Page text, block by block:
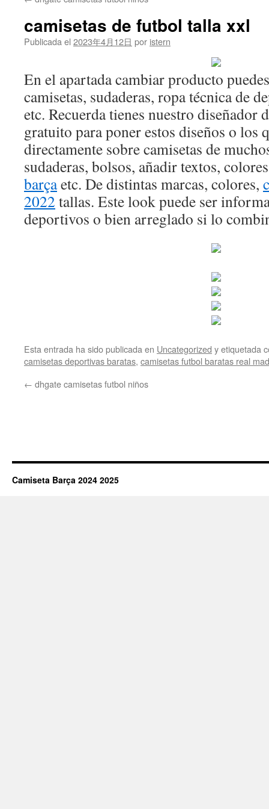
camisetas de futbol talla xxl
Publicada el 2023年4月12日 por istern
En el apartada cambiar producto
camisetas, sudaderas, ropa técnica de
etc. Recuerda tienes nuestro diseñador
gratuito para poner estos diseños o los
directamente sobre camisetas de
sudaderas, bolsos, añadir textos,
barçaetc. De distintas marcas, colores,
2022 tallas. Este look puede ser
deportivos o bien arreglado si lo
Esta entrada ha sido publicada en Uncategorized y etiquetada
camisetas deportivas baratas, camisetas futbol baratas real
← dhgate camisetas futbol niños
Camiseta Barça 2024 2025